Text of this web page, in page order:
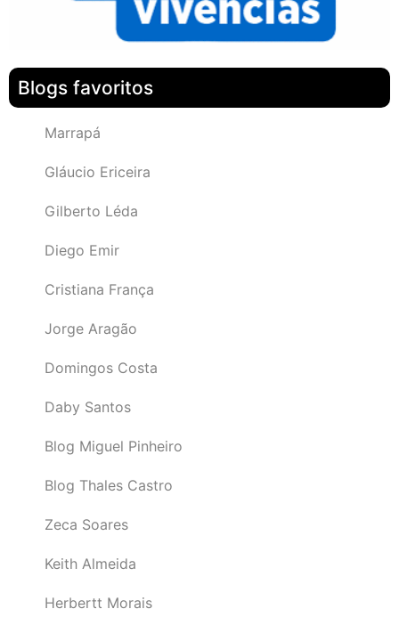
Blogs favoritos
Marrapá
Gláucio Ericeira
Gilberto Léda
Diego Emir
Cristiana França
Jorge Aragão
Domingos Costa
Daby Santos
Blog Miguel Pinheiro
Blog Thales Castro
Zeca Soares
Keith Almeida
Herbertt Morais